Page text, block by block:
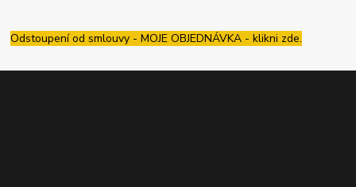
Odstoupení od smlouvy - MOJE OBJEDNÁVKA - klikni zde.